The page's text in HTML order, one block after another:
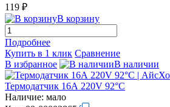
119 ₽
В корзину
Подробнее
Купить в 1 клик Сравнение
В избранное
В наличии
Термодатчик 16А 220V 92°С
Наличие: мало